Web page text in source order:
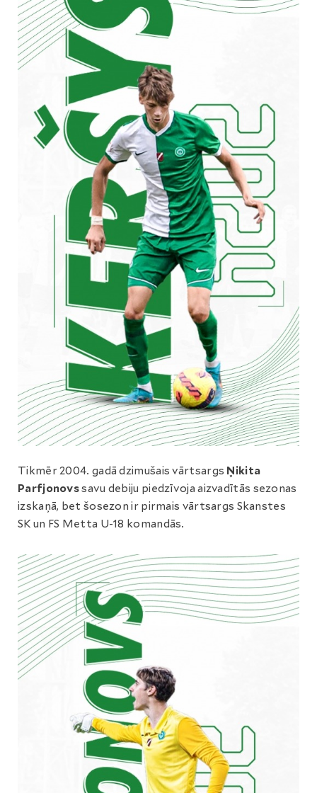
Tikmēr 2004. gadā dzimušais vārtsargs Ņikita
Parfjonovssavu debiju piedzīvoja aizvadītās sezonas
izskaņā, bet šosezon ir pirmais vārtsargs Skanstes
SK un FS Metta U-18 komandās.